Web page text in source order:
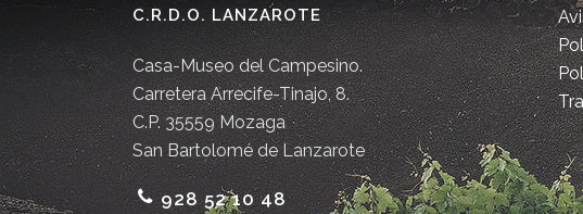
C.R.D.O. LANZAROTE
Casa-Museo del Campesino.
Carretera Arrecife-Tinajo, 8.
C.P. 35559 Mozaga
San Bartolomé de Lanzarote
928 52 10 48